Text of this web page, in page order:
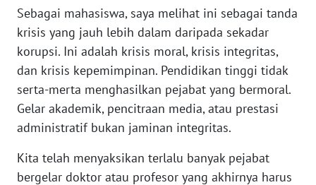
Sebagai mahasiswa, saya melihat ini sebagai tanda
krisis yang jauh lebih dalam daripada sekadar
korupsi. Ini adalah krisis moral, krisis integritas,
dan krisis kepemimpinan. Pendidikan tinggi tidak
serta-merta menghasilkan pejabat yang bermoral.
Gelar akademik, pencitraan media, atau prestasi
administratif bukan jaminan integritas.
Kita telah menyaksikan terlalu banyak pejabat
bergelar doktor atau profesor yang akhirnya harus
LAMPUNG
WN
JATENG
WN
NUSANTARA
WN
JOGJA